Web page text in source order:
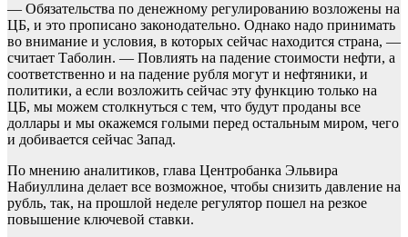
— Обязательства по денежному регулированию возложены на
ЦБ, и это прописано законодательно. Однако надо принимать
во внимание и условия, в которых сейчас находится страна, —
считает Таболин. — Повлиять на падение стоимости нефти, а
соответственно и на падение рубля могут и нефтяники, и
политики, а если возложить сейчас эту функцию только на
ЦБ, мы можем столкнуться с тем, что будут проданы все
доллары и мы окажемся голыми перед остальным миром, чего
и добивается сейчас Запад.
По мнению аналитиков, глава Центробанка Эльвира
Набиуллина делает все возможное, чтобы снизить давление на
рубль, так, на прошлой неделе регулятор пошел на резкое
повышение ключевой ставки.